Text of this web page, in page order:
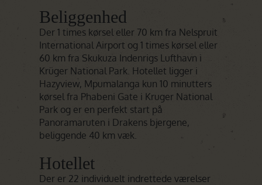
Beliggenhed
Der 1 times kørsel eller 70 km fra Nelspruit
International Airport og 1 times kørsel eller
60 km fra Skukuza Indenrigs Lufthavn i
Krüger National Park. Hotellet ligger i
Hazyview, Mpumalanga kun 10 minutters
kørsel fra Phabeni Gate i Kruger National
Park og er en perfekt start på
Panoramaruten i Drakens bjergene,
beliggende 40 km væk.
Hotellet
Der er 22 individuelt indrettede værelser